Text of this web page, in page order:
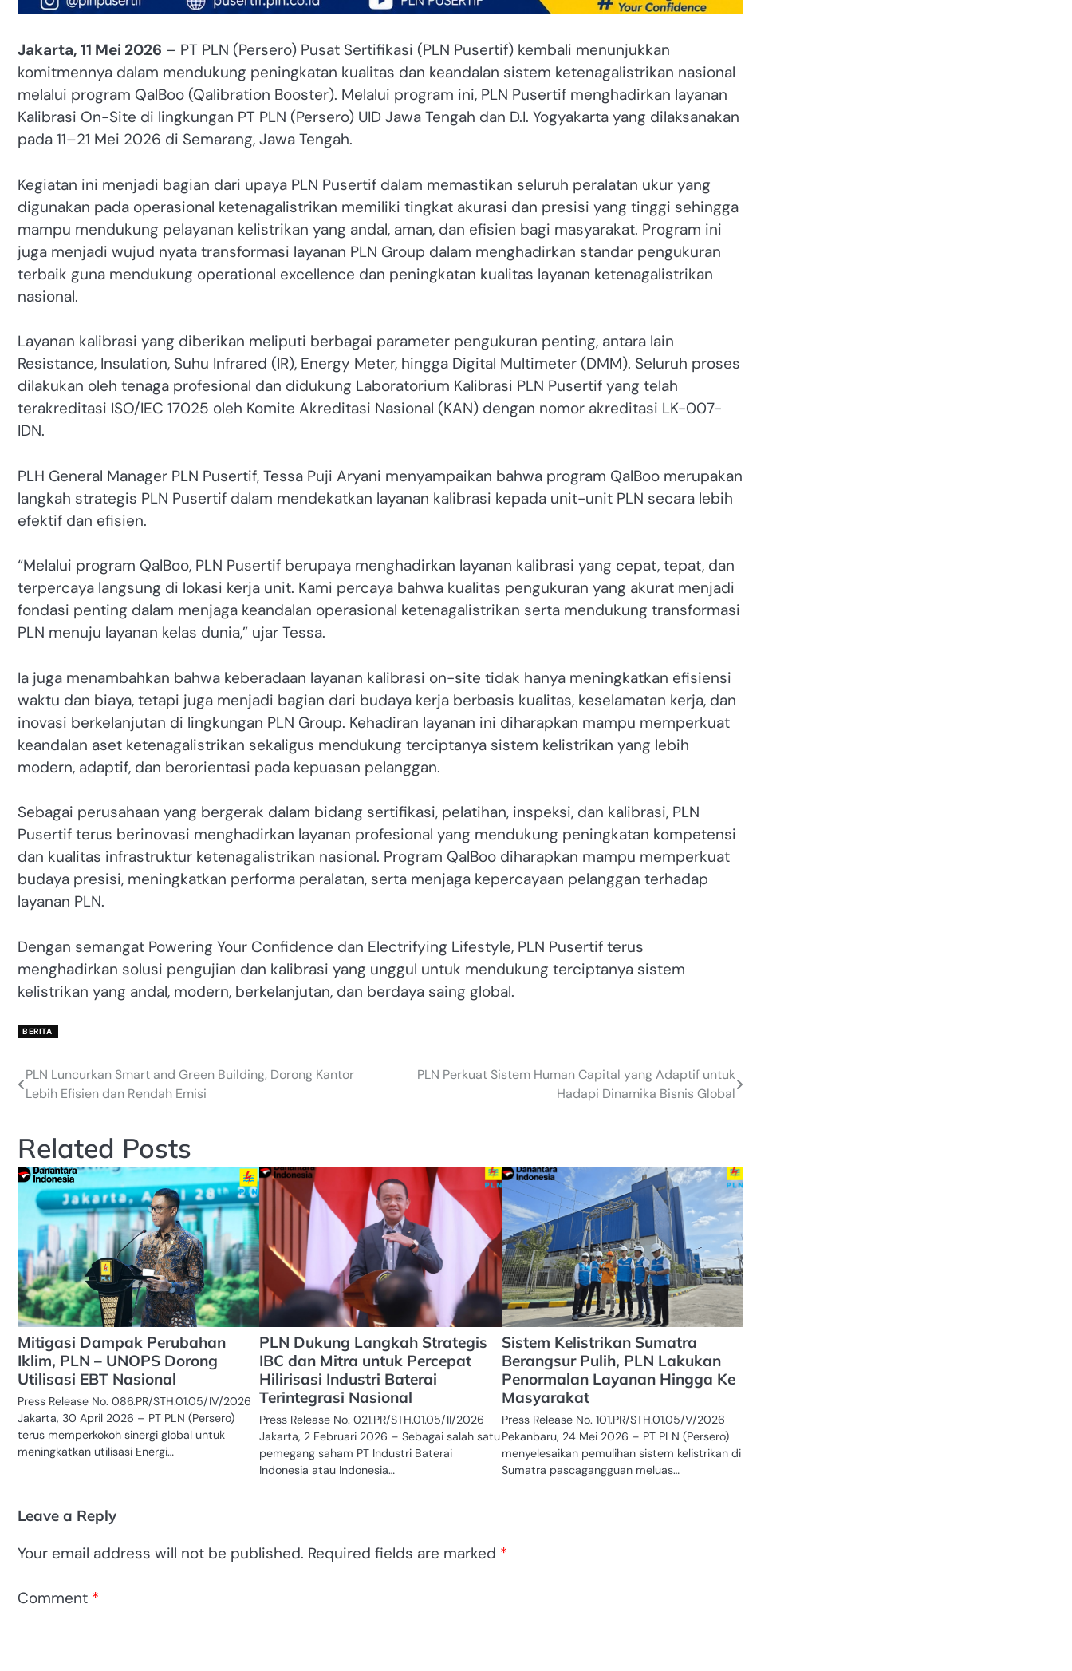
Jakarta, 11 Mei 2026 – PT PLN (Persero) Pusat Sertifikasi (PLN Pusertif) kembali menunjukkan
komitmennya dalam mendukung peningkatan kualitas dan keandalan sistem ketenagalistrikan nasional
melalui program QalBoo (Qalibration Booster). Melalui program ini, PLN Pusertif menghadirkan layanan
Kalibrasi On-Site di lingkungan PT PLN (Persero) UID Jawa Tengah dan D.I. Yogyakarta yang dilaksanakan
pada 11–21 Mei 2026 di Semarang, Jawa Tengah.
Kegiatan ini menjadi bagian dari upaya PLN Pusertif dalam memastikan seluruh peralatan ukur yang
digunakan pada operasional ketenagalistrikan memiliki tingkat akurasi dan presisi yang tinggi sehingga
mampu mendukung pelayanan kelistrikan yang andal, aman, dan efisien bagi masyarakat. Program ini
juga menjadi wujud nyata transformasi layanan PLN Group dalam menghadirkan standar pengukuran
terbaik guna mendukung operational excellence dan peningkatan kualitas layanan ketenagalistrikan
nasional.
Layanan kalibrasi yang diberikan meliputi berbagai parameter pengukuran penting, antara lain
Resistance, Insulation, Suhu Infrared (IR), Energy Meter, hingga Digital Multimeter (DMM). Seluruh proses
dilakukan oleh tenaga profesional dan didukung Laboratorium Kalibrasi PLN Pusertif yang telah
terakreditasi ISO/IEC 17025 oleh Komite Akreditasi Nasional (KAN) dengan nomor akreditasi LK-007-
IDN.
PLH General Manager PLN Pusertif, Tessa Puji Aryani menyampaikan bahwa program QalBoo merupakan
langkah strategis PLN Pusertif dalam mendekatkan layanan kalibrasi kepada unit-unit PLN secara lebih
efektif dan efisien.
“Melalui program QalBoo, PLN Pusertif berupaya menghadirkan layanan kalibrasi yang cepat, tepat, dan
terpercaya langsung di lokasi kerja unit. Kami percaya bahwa kualitas pengukuran yang akurat menjadi
fondasi penting dalam menjaga keandalan operasional ketenagalistrikan serta mendukung transformasi
PLN menuju layanan kelas dunia,” ujar Tessa.
Ia juga menambahkan bahwa keberadaan layanan kalibrasi on-site tidak hanya meningkatkan efisiensi
waktu dan biaya, tetapi juga menjadi bagian dari budaya kerja berbasis kualitas, keselamatan kerja, dan
inovasi berkelanjutan di lingkungan PLN Group. Kehadiran layanan ini diharapkan mampu memperkuat
keandalan aset ketenagalistrikan sekaligus mendukung terciptanya sistem kelistrikan yang lebih
modern, adaptif, dan berorientasi pada kepuasan pelanggan.
Sebagai perusahaan yang bergerak dalam bidang sertifikasi, pelatihan, inspeksi, dan kalibrasi, PLN
Pusertif terus berinovasi menghadirkan layanan profesional yang mendukung peningkatan kompetensi
dan kualitas infrastruktur ketenagalistrikan nasional. Program QalBoo diharapkan mampu memperkuat
budaya presisi, meningkatkan performa peralatan, serta menjaga kepercayaan pelanggan terhadap
layanan PLN.
Dengan semangat Powering Your Confidence dan Electrifying Lifestyle, PLN Pusertif terus
menghadirkan solusi pengujian dan kalibrasi yang unggul untuk mendukung terciptanya sistem
kelistrikan yang andal, modern, berkelanjutan, dan berdaya saing global.
BERITA
Post
PLN Luncurkan Smart and Green Building, Dorong Kantor
Lebih Efisien dan Rendah Emisi
PLN Perkuat Sistem Human Capital yang Adaptif untuk
Hadapi Dinamika Bisnis Global
Related Posts
Mitigasi Dampak Perubahan
Iklim, PLN – UNOPS Dorong
Utilisasi EBT Nasional
Press Release No. 086.PR/STH.01.05/IV/2026
Jakarta, 30 April 2026 – PT PLN (Persero)
terus memperkokoh sinergi global untuk
meningkatkan utilisasi Energi…
PLN Dukung Langkah Strategis
IBC dan Mitra untuk Percepat
Hilirisasi Industri Baterai
Terintegrasi Nasional
Press Release No. 021.PR/STH.01.05/II/2026
Jakarta, 2 Februari 2026 – Sebagai salah satu
pemegang saham PT Industri Baterai
Indonesia atau Indonesia…
Sistem Kelistrikan Sumatra
Berangsur Pulih, PLN Lakukan
Penormalan Layanan Hingga Ke
Masyarakat
Press Release No. 101.PR/STH.01.05/V/2026
Pekanbaru, 24 Mei 2026 – PT PLN (Persero)
menyelesaikan pemulihan sistem kelistrikan di
Sumatra pascagangguan meluas…
Leave a Reply
Your email address will not be published. Required fields are marked *
Comment *